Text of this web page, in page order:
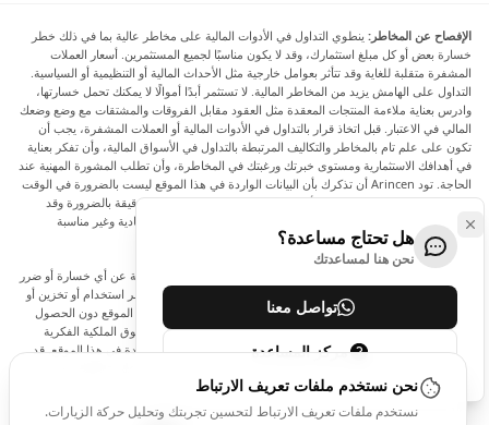
الإفصاح عن المخاطر: ينطوي التداول في الأدوات المالية على مخاطر عالية بما في ذلك خطر
خسارة بعض أو كل مبلغ استثمارك، وقد لا يكون مناسبًا لجميع المستثمرين. أسعار العملات
المشفرة متقلبة للغاية وقد تتأثر بعوامل خارجية مثل الأحداث المالية أو التنظيمية أو السياسية.
التداول على الهامش يزيد من المخاطر المالية. لا تستثمر أبدًا أموالًا لا يمكنك تحمل خسارتها،
وادرس بعناية ملاءمة المنتجات المعقدة مثل العقود مقابل الفروقات والمشتقات مع وضع وضعك
المالي في الاعتبار. قبل اتخاذ قرار بالتداول في الأدوات المالية أو العملات المشفرة، يجب أن
تكون على علم تام بالمخاطر والتكاليف المرتبطة بالتداول في الأسواق المالية، وأن تفكر بعناية
في أهدافك الاستثمارية ومستوى خبرتك ورغبتك في المخاطرة، وأن تطلب المشورة المهنية عند
الحاجة. تود Arincen أن تذكرك بأن البيانات الواردة في هذا الموقع ليست بالضرورة في الوقت
الفعلي وليست دقيقة. البيانات والأسعار الموجودة على الموقع ليست دقيقة بالضرورة وقد
تختلف عن السعر الفعلي في أي سوق معينة، مما يعني أن الأسعار إرشادية وغير مناسبة
لأغراض التداول.
لن يتحمل Arincen وأي مزود للبيانات الواردة في هذا الموقع المسؤولية عن أي خسارة أو ضرر
نتيجة لتداولك، أو اعتمادك على المعلومات الواردة في هذا الموقع. يحظر استخدام أو تخزين أو
إعادة إنتاج أو عرض أو تعديل أو نقل أو توزيع البيانات الموجودة في هذا الموقع دون الحصول
على إذن كتابي صريح مسبق من Arincen و/أو مزود البيانات. جميع حقوق الملكية الفكرية
محفوظة من قبل مقدمي الخدمة و/أو البورصة التي تقدم البيانات الواردة في هذا الموقع. قد
الإعلانات أو المعلنين.
هل تحتاج مساعدة؟
نحن هنا لمساعدتك
تواصل معنا
مركز المساعدة
نحن نستخدم ملفات تعريف الارتباط
نستخدم ملفات تعريف الارتباط لتحسين تجربتك وتحليل حركة الزيارات.